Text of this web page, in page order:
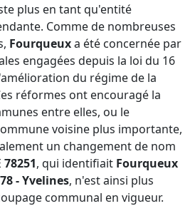
plus en tant qu'entité
Comme de nombreuses
Fourqueuxa été concernée par
engagées depuis la loi du 16
du régime de la
réformes ont encouragé la
entre elles, ou le
voisine plus importante,
un changement de nom
78251, qui identifiait Fourqueux
78 - Yvelines, n'est ainsi plus
communal en vigueur.